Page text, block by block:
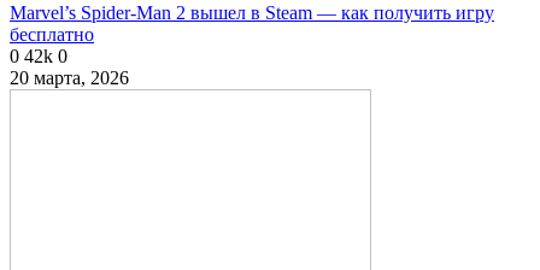
Marvel’s Spider-Man 2 вышел в Steam — как получить игру
бесплатно
0 42k 0
20 марта, 2026